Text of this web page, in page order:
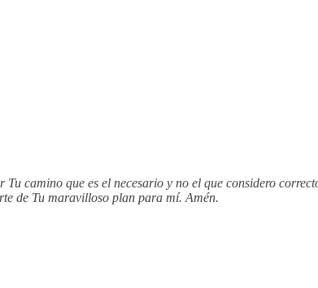
camino que es el necesario y no el que considero
de Tu maravilloso plan para mí. Amén.